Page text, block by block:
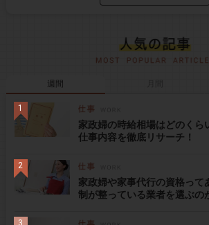
週間
家政婦の時給相場はどのくら
仕事内容を徹底リサーチ！
家政婦や家事代行の資格って
制が整っている業者を選ぶ